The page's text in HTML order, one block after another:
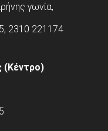
γωνία,
2310 221174
(Κέντρο)